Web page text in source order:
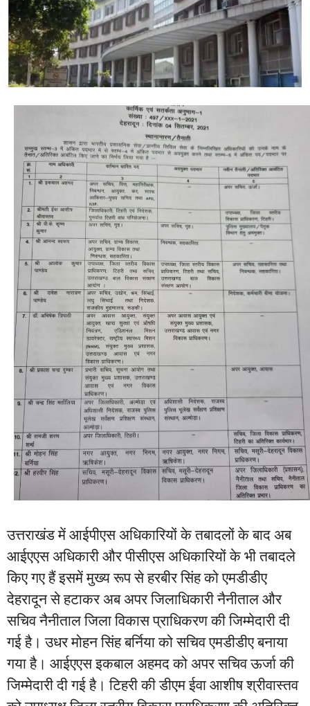
उत्तराखंड में आईपीएस अधिकारियों के तबादलों के बाद अब
आईएएस अधिकारी और पीसीएस अधिकारियों के भी तबादले
किए गए हैं इसमें मुख्य रूप से हरबीर सिंह को एमडीडीए
देहरादून से हटाकर अब अपर जिलाधिकारी नैनीताल और
सचिव नैनीताल जिला विकास प्राधिकरण की जिम्मेदारी दी
गई है। उधर मोहन सिंह बर्निया को सचिव एमडीडीए बनाया
गया है। आईएएस इकबाल अहमद को अपर सचिव ऊर्जा की
जिम्मेदारी दी गई है। टिहरी की डीएम ईवा आशीष श्रीवास्तव